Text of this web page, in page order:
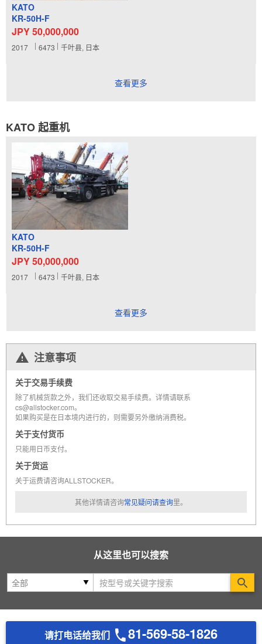
KATO
KR-50H-F
JPY 50,000,000
2017 6473 千叶县, 日本
查看更多
KATO 起重机
KATO
KR-50H-F
JPY 50,000,000
2017 6473 千叶县, 日本
查看更多
注意事项
关于交易手续费
除了机械货款之外，我们还收取交易手续费。详情请联系
cs@allstocker.com。
如果购买是在日本境内进行的，则需要另外缴纳消费税。
关于支付货币
只能用日币支付。
关于货运
关于运费请咨询ALLSTOCKER。
其他详情请咨询常见疑问请查询里。
从这里也可以搜索
请打电话给我们 81-569-58-1826